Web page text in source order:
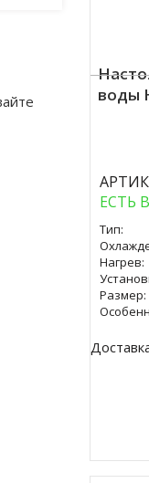
воды
ЕСТЬ
Тип:
Нагрев:
Размер: